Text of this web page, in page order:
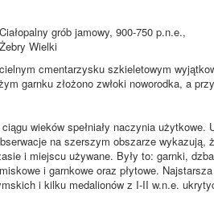
Ciałopalny grób jamowy, 900-750 p.n.e.,
Żebry Wielki
cmentarzysku szkieletowym
garnku złożono zwłoki noworodka, a
wieków spełniały naczynia użytkowe.
na szerszym obszarze wykazują,
i miejscu używane. Były to: garnki,
i garnkowe oraz płytowe.
i kilku medalionów z I-II w.n.e.